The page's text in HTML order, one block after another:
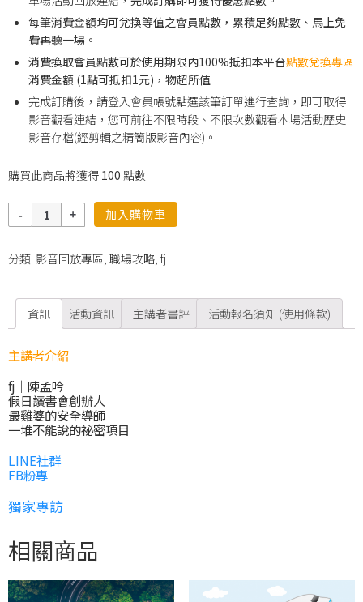
每筆消費金額均可兌換等值之會員點數，累積足夠點數、馬上免
費再聽一場。
消費換取會員點數可於使用期限內100%抵扣本平台點數兌換專區
消費金額 (1點可抵扣1元)，物超所值
完成訂購後，請登入會員帳號點選該筆訂單進行查詢，即可取得
影音觀看連結，您可前往不限時段、不限次數觀看本場活動歷史
影音存檔(經剪輯之精簡版影音內容)。
購買此商品將獲得 100 點數
量
加入購物車
分類: 影音回放專區, 職場攻略, fj
資訊 活動資訊 主講者書評 活動報名須知 (使用條款)
主講者介紹
fj｜陳孟吟
假日讀書會創辦人
最雞婆的安全導師
一堆不能說的祕密項目
LINE社群
FB粉專
獨家專訪
相關商品